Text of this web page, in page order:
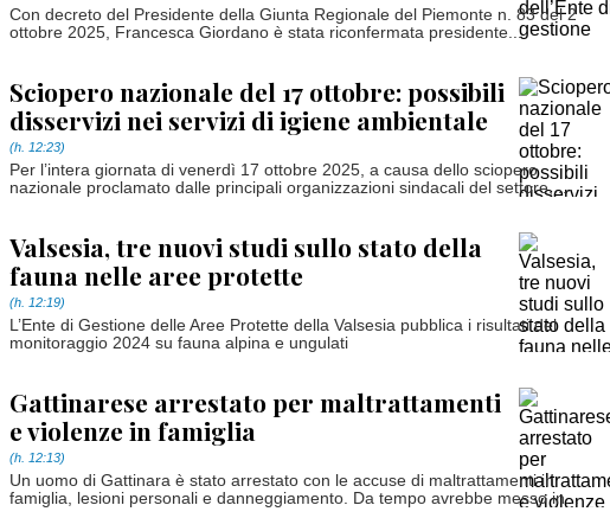
Con decreto del Presidente della Giunta Regionale del Piemonte n. 83 del 2
ottobre 2025, Francesca Giordano è stata riconfermata presidente...
Sciopero nazionale del 17 ottobre: possibili
disservizi nei servizi di igiene ambientale
(h. 12:23)
Per l’intera giornata di venerdì 17 ottobre 2025, a causa dello sciopero
nazionale proclamato dalle principali organizzazioni sindacali del settore,...
Valsesia, tre nuovi studi sullo stato della
fauna nelle aree protette
(h. 12:19)
L’Ente di Gestione delle Aree Protette della Valsesia pubblica i risultati del
monitoraggio 2024 su fauna alpina e ungulati
Gattinarese arrestato per maltrattamenti
e violenze in famiglia
(h. 12:13)
Un uomo di Gattinara è stato arrestato con le accuse di maltrattamenti in
famiglia, lesioni personali e danneggiamento. Da tempo avrebbe messo in...